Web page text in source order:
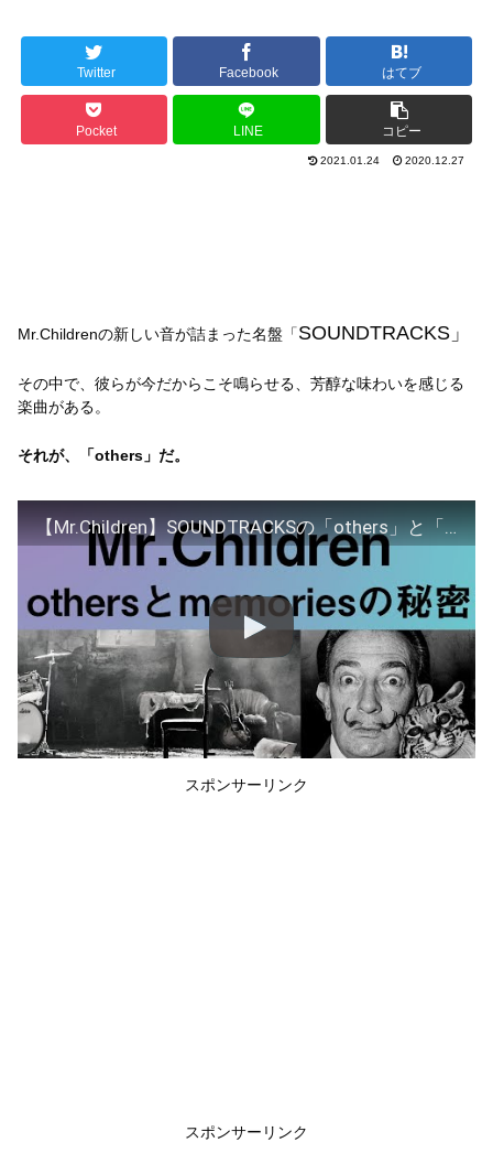
Twitter Facebook はてブ
Pocket LINE コピー
2021.01.24 2020.12.27
Mr.Childrenの新しい音が詰まった名盤「SOUNDTRACKS」
その中で、彼らが今だからこそ鳴らせる、芳醇な味わいを感じる
楽曲がある。
それが、「others」だ。
【Mr.Children】SOUNDTRACKSの「others」と「memories」を考察し、見えてくる終わりとは？
スポンサーリンク
スポンサーリンク